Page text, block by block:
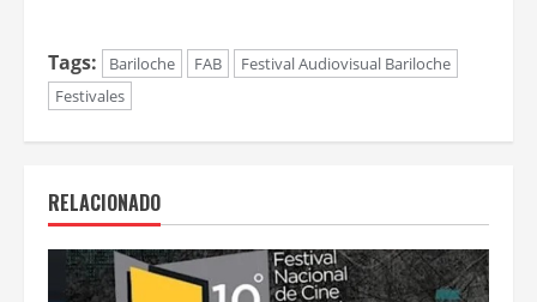
Tags: Bariloche FAB
Festival Audiovisual Bariloche
Festivales
RELACIONADO